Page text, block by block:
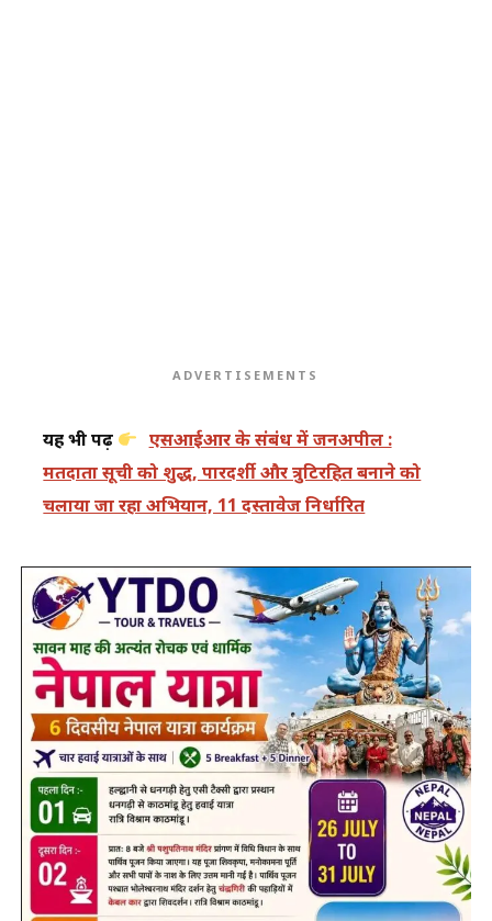
ADVERTISEMENTS
यह भी पढ़ें
एसआईआर के संबंध में जनअपील :
मतदाता सूची को शुद्ध, पारदर्शी और त्रुटिरहित बनाने को
चलाया जा रहा अभियान, 11 दस्तावेज निर्धारित